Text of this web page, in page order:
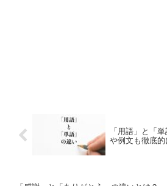
「用語」と「
や例文も徹底的